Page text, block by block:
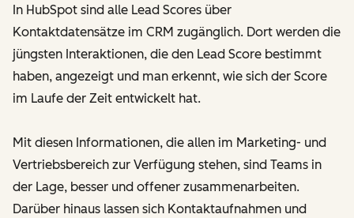
In HubSpot sind alle Lead Scores über
Kontaktdatensätze im CRM zugänglich. Dort werden die
jüngsten Interaktionen, die den Lead Score bestimmt
haben, angezeigt und man erkennt, wie sich der Score
im Laufe der Zeit entwickelt hat.
Mit diesen Informationen, die allen im Marketing- und
Vertriebsbereich zur Verfügung stehen, sind Teams in
der Lage, besser und offener zusammenarbeiten.
Darüber hinaus lassen sich Kontaktaufnahmen und